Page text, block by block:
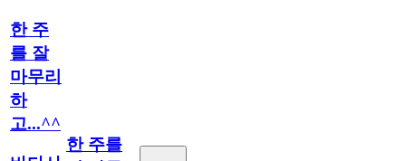
한 주
를 잘
마무리
하
고...^^
한 주를